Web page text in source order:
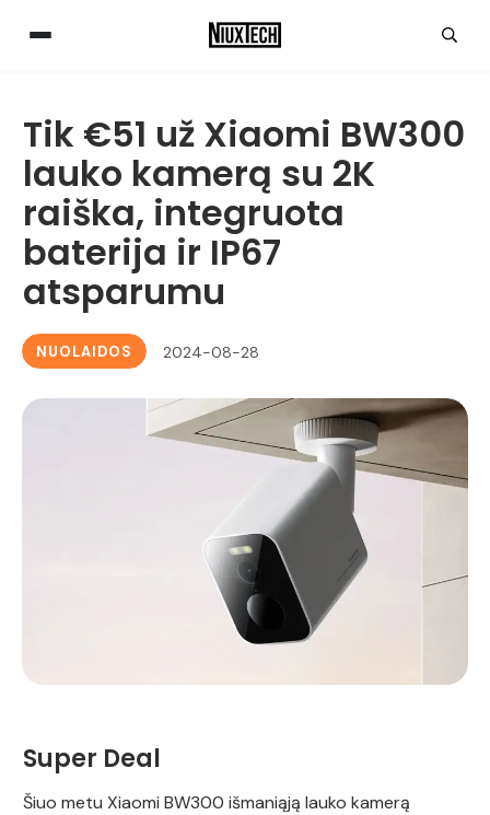
Tik €51 už Xiaomi BW300
lauko kamerą su 2K
raiška, integruota
baterija ir IP67
atsparumu
NUOLAIDOS 2024-08-28
Super Deal
Šiuo metu Xiaomi BW300 išmaniąją lauko kamerą